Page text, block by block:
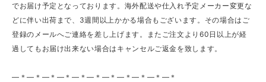
でお届け予定となっております。海外配送や仕入れ予定メーカー変更な
どに伴い出荷まで、3週間以上かかる場合もございます。その場合はご
登録のメールへご連絡を差し上げます。またご注文より60日以上が経
過してもお届け出来ない場合はキャンセルご返金を致します。
—＊—＊—＊—＊—＊—＊—＊—＊—＊—＊—＊